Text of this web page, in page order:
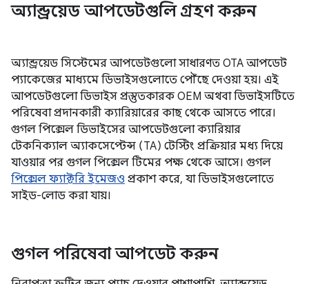
অ্যান্ড্রয়েড আপডেটগুলি গ্রহণ করুন
অ্যান্ড্রয়েড সিস্টেমের আপডেটগুলো সাধারণত OTA আপডেট
প্যাকেজের মাধ্যমে ডিভাইসগুলোতে পৌঁছে দেওয়া হয়। এই
আপডেটগুলো ডিভাইস প্রস্তুতকারক OEM অথবা ডিভাইসটিতে
পরিষেবা প্রদানকারী ক্যারিয়ারের কাছ থেকে আসতে পারে।
গুগল পিক্সেল ডিভাইসের আপডেটগুলো ক্যারিয়ার
টেকনিক্যাল অ্যাকসেপ্টেন্স (TA) টেস্টিং প্রক্রিয়ার মধ্য দিয়ে
যাওয়ার পর গুগল পিক্সেল টিমের পক্ষ থেকে আসে। গুগল
পিক্সেল ফ্যাক্টরি ইমেজও প্রকাশ করে, যা ডিভাইসগুলোতে
সাইড-লোড করা যায়।
গুগল পরিষেবা আপডেট করুন